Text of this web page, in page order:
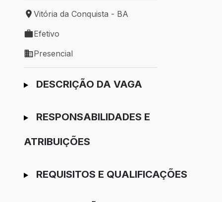
Local de trabalho: Vitória da Conquista - BA
Vitória da Conquista - BA
Tipo de vaga: Efetivo
Efetivo
Modelo de trabalho: Presencial
Presencial
Ir para candidatura
DESCRIÇÃO DA VAGA
RESPONSABILIDADES E
ATRIBUIÇÕES
REQUISITOS E QUALIFICAÇÕES